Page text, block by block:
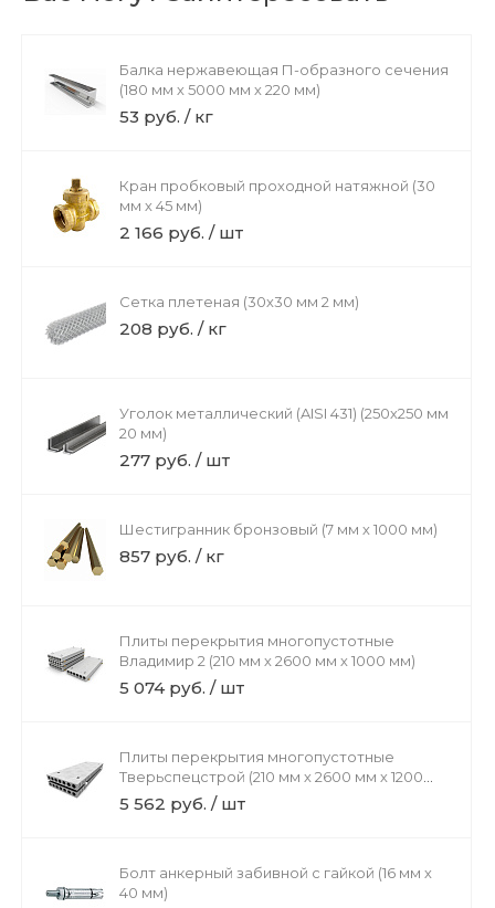
Балка нержавеющая П-образного сечения
(180 мм х 5000 мм х 220 мм)
53 руб. / кг
Кран пробковый проходной натяжной (30
мм х 45 мм)
2 166 руб. / шт
Сетка плетеная (30х30 мм 2 мм)
208 руб. / кг
Уголок металлический (AISI 431) (250х250 мм
20 мм)
277 руб. / шт
Шестигранник бронзовый (7 мм х 1000 мм)
857 руб. / кг
Плиты перекрытия многопустотные
Владимир 2 (210 мм х 2600 мм х 1000 мм)
5 074 руб. / шт
Плиты перекрытия многопустотные
Тверьспецстрой (210 мм х 2600 мм х 1200
мм)
5 562 руб. / шт
Болт анкерный забивной с гайкой (16 мм х
40 мм)